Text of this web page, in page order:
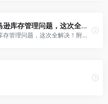
收藏必备！你最关心的亚马逊库存管理问题，这次全解决！附实操案例
收藏必备！你最关心的亚马逊库存管理问题，这次全解决！附实操案例